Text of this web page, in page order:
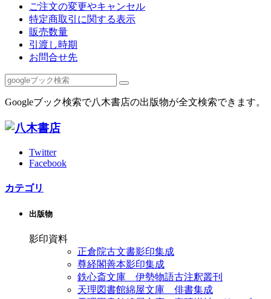
ご注文の変更やキャンセル
特定商取引に関する表示
販売数量
引渡し時期
お問合せ先
Googleブック検索で八木書店の出版物が全文検索できます。
Twitter
Facebook
カテゴリ
出版物
影印資料
正倉院古文書影印集成
尊経閣善本影印集成
鉄心斎文庫 伊勢物語古注釈叢刊
天理図書館綿屋文庫 俳書集成